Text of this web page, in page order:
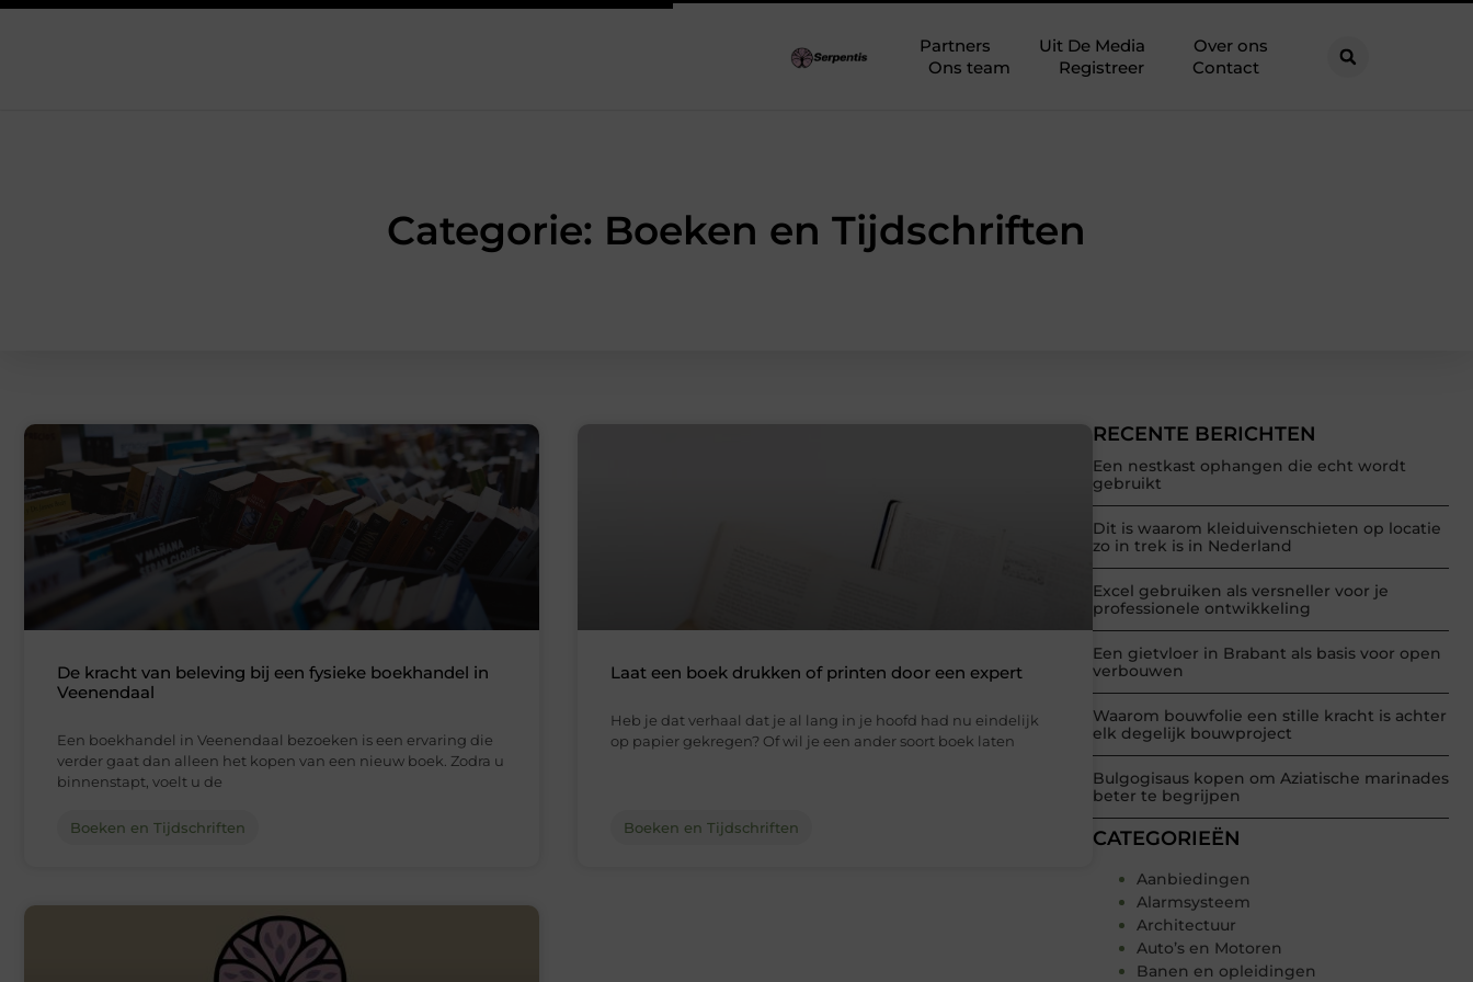
Partners Uit De Media
Over ons
Ons team
Registreer Contact
Categorie: Boeken en Tijdschriften
RECENTE BERICHTEN
Een nestkast ophangen die echt wordt
gebruikt
Dit is waarom kleiduivenschieten op locatie
zo in trek is in Nederland
Excel gebruiken als versneller voor je
professionele ontwikkeling
Een gietvloer in Brabant als basis voor open
verbouwen
Waarom bouwfolie een stille kracht is achter
elk degelijk bouwproject
Bulgogisaus kopen om Aziatische marinades
beter te begrijpen
CATEGORIEËN
Aanbiedingen
Alarmsysteem
Architectuur
Auto’s en Motoren
Banen en opleidingen
De kracht van beleving bij een fysieke boekhandel in
Veenendaal
Een boekhandel in Veenendaal bezoeken is een ervaring die
verder gaat dan alleen het kopen van een nieuw boek. Zodra u
binnenstapt, voelt u de
Boeken en Tijdschriften
Laat een boek drukken of printen door een expert
Heb je dat verhaal dat je al lang in je hoofd had nu eindelijk
op papier gekregen? Of wil je een ander soort boek laten
Boeken en Tijdschriften